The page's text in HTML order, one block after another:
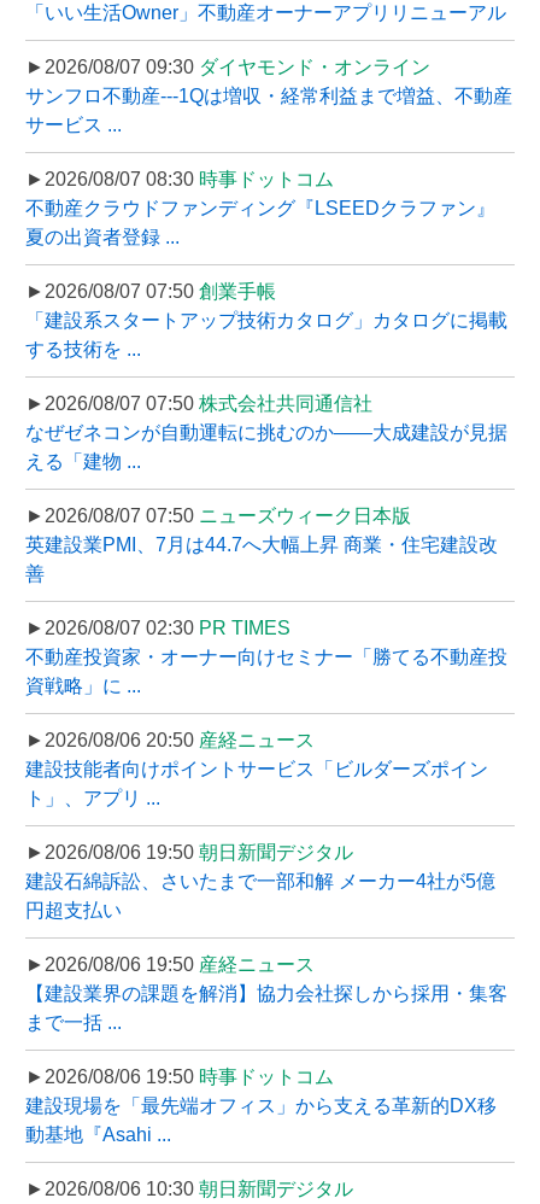
「いい生活Owner」不動産オーナーアプリリニューアル
►2026/08/07 09:30 ダイヤモンド・オンライン
サンフロ不動産---1Qは増収・経常利益まで増益、不動産
サービス ...
►2026/08/07 08:30 時事ドットコム
不動産クラウドファンディング『LSEEDクラファン』
夏の出資者登録 ...
►2026/08/07 07:50 創業手帳
「建設系スタートアップ技術カタログ」カタログに掲載
する技術を ...
►2026/08/07 07:50 株式会社共同通信社
なぜゼネコンが自動運転に挑むのか――大成建設が見据
える「建物 ...
►2026/08/07 07:50 ニューズウィーク日本版
英建設業PMI、7月は44.7へ大幅上昇 商業・住宅建設改
善
►2026/08/07 02:30 PR TIMES
不動産投資家・オーナー向けセミナー「勝てる不動産投
資戦略」に ...
►2026/08/06 20:50 産経ニュース
建設技能者向けポイントサービス「ビルダーズポイン
ト」、アプリ ...
►2026/08/06 19:50 朝日新聞デジタル
建設石綿訴訟、さいたまで一部和解 メーカー4社が5億
円超支払い
►2026/08/06 19:50 産経ニュース
【建設業界の課題を解消】協力会社探しから採用・集客
まで一括 ...
►2026/08/06 19:50 時事ドットコム
建設現場を「最先端オフィス」から支える革新的DX移
動基地『Asahi ...
►2026/08/06 10:30 朝日新聞デジタル